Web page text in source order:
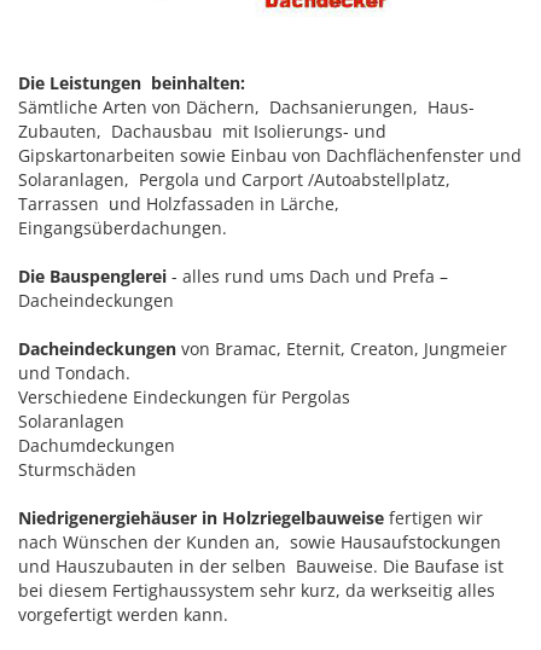
Die Leistungen beinhalten:
Sämtliche Arten von Dächern, Dachsanierungen, Haus-
Zubauten, Dachausbau mit Isolierungs- und
Gipskartonarbeiten sowie Einbau von Dachflächenfenster und
Solaranlagen, Pergola und Carport /Autoabstellplatz,
Tarrassen und Holzfassaden in Lärche,
Eingangsüberdachungen.
Die Bauspenglerei - alles rund ums Dach und Prefa –
Dacheindeckungen
Dacheindeckungen von Bramac, Eternit, Creaton, Jungmeier
und Tondach.
Verschiedene Eindeckungen für Pergolas
Solaranlagen
Dachumdeckungen
Sturmschäden
Niedrigenergiehäuser in Holzriegelbauweise fertigen wir
nach Wünschen der Kunden an, sowie Hausaufstockungen
und Hauszubauten in der selben Bauweise. Die Baufase ist
bei diesem Fertighaussystem sehr kurz, da werkseitig alles
vorgefertigt werden kann.